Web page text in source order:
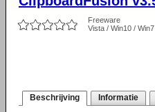
Freeware
Vista / Win10 /
Beschrijving Informatie